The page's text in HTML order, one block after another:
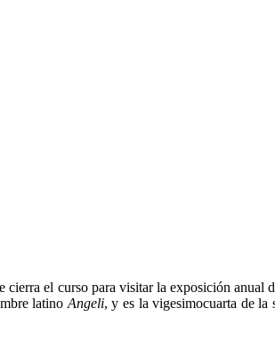
el curso para visitar la exposición anual
latino Angeli, y es la vigesimocuarta de la